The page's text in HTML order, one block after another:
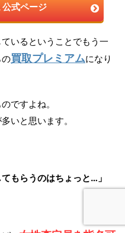
式ページ
いるということでもう一
買取プレミアムになり
ですよね。
いと思います。
もらうのはちょっと…」